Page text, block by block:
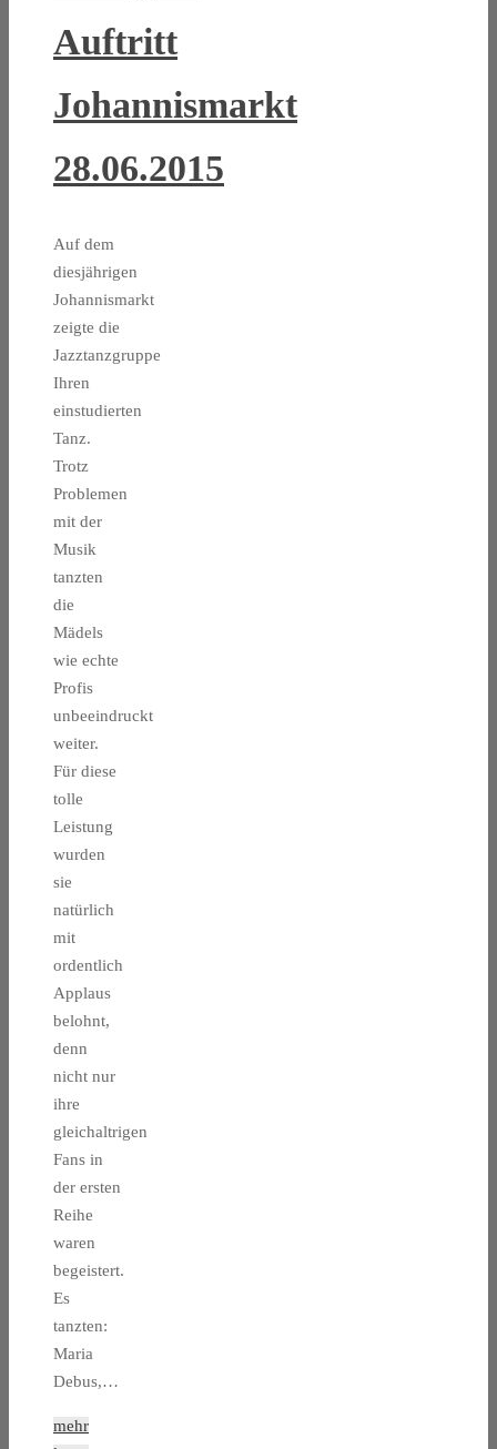
Auftritt
Johannismarkt
28.06.2015
Auf dem
diesjährigen
Johannismarkt
zeigte die
Jazztanzgruppe
Ihren
einstudierten
Tanz.
Trotz
Problemen
mit der
Musik
tanzten
die
Mädels
wie echte
Profis
unbeeindruckt
weiter.
Für diese
tolle
Leistung
wurden
sie
natürlich
mit
ordentlich
Applaus
belohnt,
denn
nicht nur
ihre
gleichaltrigen
Fans in
der ersten
Reihe
waren
begeistert.
Es
tanzten:
Maria
Debus,…
mehr